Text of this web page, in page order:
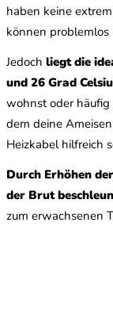
haben keine
können
Jedoch liegt die
und 26 Grad
wohnst oder häufig
dem deine
Heizkabel hilfreich
Durch Erhöhen
der Brut
zum erwachsenen